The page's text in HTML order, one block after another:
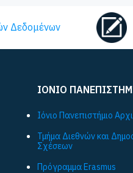
Δεδομένων
ΙΟΝΙΟ
Ιόνιο Πανεπιστήμιο
Τμήμα Διεθνών και
Σχέσεων
Πρόγραμμα Εrasmus